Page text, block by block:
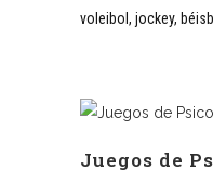
voleibol, jockey,
Juegos de